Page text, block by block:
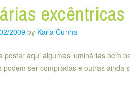
excêntricas
2009 by Karla Cunha
postar aqui algumas luminárias bem
podem ser compradas e outras ainda